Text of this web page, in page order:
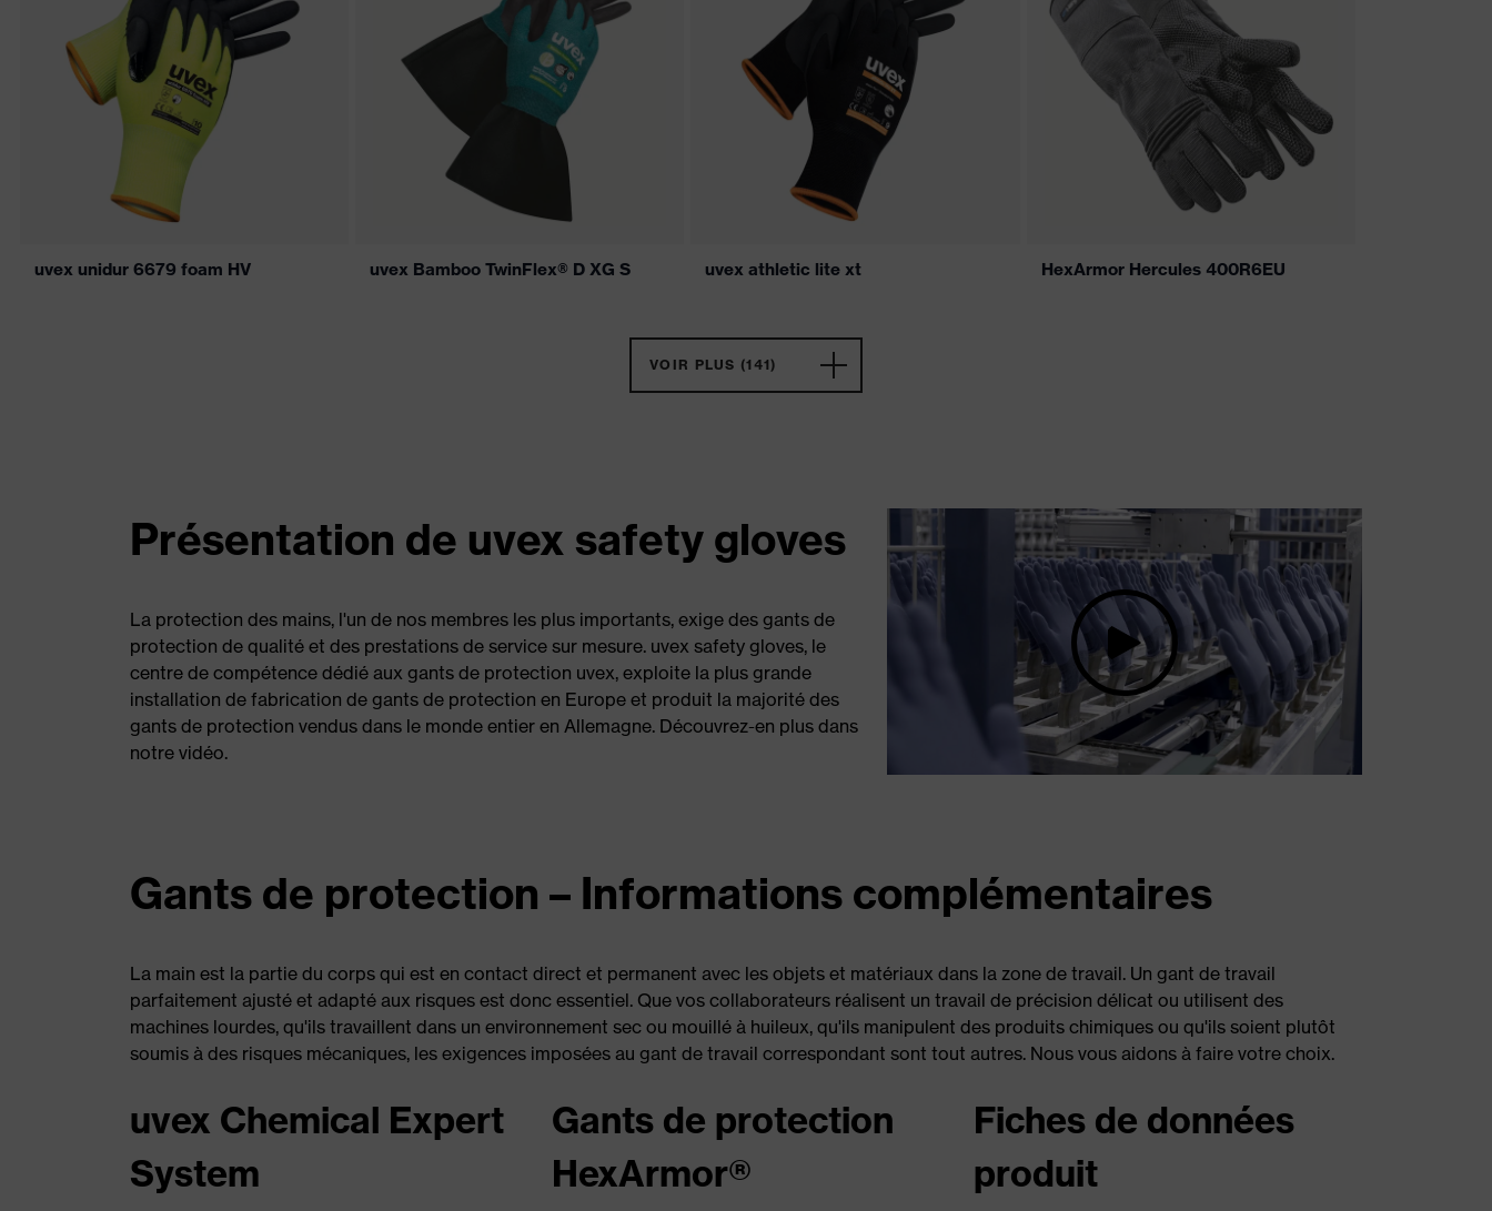
uvex unidur 6679 foam HV uvex Bamboo TwinFlex® D XG S uvex athletic lite xt HexArmor Hercules 400R6EU
VOIR PLUS (141)
Présentation de uvex safety gloves
La protection des mains, l'un de nos membres les plus importants, exige des gants de
protection de qualité et des prestations de service sur mesure. uvex safety gloves, le
centre de compétence dédié aux gants de protection uvex, exploite la plus grande
installation de fabrication de gants de protection en Europe et produit la majorité des
gants de protection vendus dans le monde entier en Allemagne. Découvrez-en plus dans
notre vidéo.
Gants de protection – Informations complémentaires
La main est la partie du corps qui est en contact direct et permanent avec les objets et matériaux dans la zone de travail. Un gant de travail
parfaitement ajusté et adapté aux risques est donc essentiel. Que vos collaborateurs réalisent un travail de précision délicat ou utilisent des
machines lourdes, qu'ils travaillent dans un environnement sec ou mouillé à huileux, qu'ils manipulent des produits chimiques ou qu'ils soient plutôt
soumis à des risques mécaniques, les exigences imposées au gant de travail correspondant sont tout autres. Nous vous aidons à faire votre choix.
uvex Chemical Expert
System
Gants de protection
HexArmor®
Fiches de données
produit